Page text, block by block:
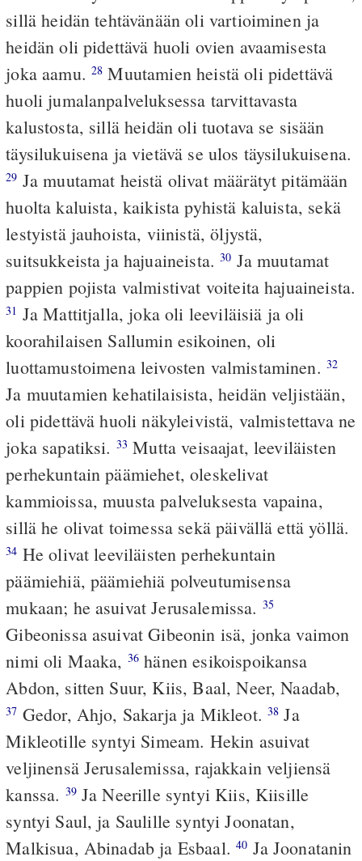
sillä heidän tehtävänään oli vartioiminen ja
heidän oli pidettävä huoli ovien avaamisesta
joka aamu. 28 Muutamien heistä oli pidettävä
huoli jumalanpalveluksessa tarvittavasta
kalustosta, sillä heidän oli tuotava se sisään
täysilukuisena ja vietävä se ulos täysilukuisena.
29 Ja muutamat heistä olivat määrätyt pitämään
huolta kaluista, kaikista pyhistä kaluista, sekä
lestyistä jauhoista, viinistä, öljystä,
suitsukkeista ja hajuaineista.30 Ja muutamat
pappien pojista valmistivat voiteita hajuaineista.
31 Ja Mattitjalla, joka oli leeviläisiä ja oli
koorahilaisen Sallumin esikoinen, oli
luottamustoimena leivosten valmistaminen. 32
Ja muutamien kehatilaisista, heidän veljistään,
oli pidettävä huoli näkyleivistä, valmistettava ne
joka sapatiksi. 33 Mutta veisaajat, leeviläisten
perhekuntain päämiehet, oleskelivat
kammioissa, muusta palveluksesta vapaina,
sillä he olivat toimessa sekä päivällä että yöllä.
34 He olivat leeviläisten perhekuntain
päämiehiä, päämiehiä polveutumisensa
mukaan; he asuivat Jerusalemissa. 35
Gibeonissa asuivat Gibeonin isä, jonka vaimon
nimi oli Maaka, 36 hänen esikoispoikansa
Abdon, sitten Suur, Kiis, Baal, Neer, Naadab,
37 Gedor, Ahjo, Sakarja ja Mikleot. 38 Ja
Mikleotille syntyi Simeam. Hekin asuivat
veljinensä Jerusalemissa, rajakkain veljiensä
kanssa. 39Ja Neerille syntyi Kiis, Kiisille
syntyi Saul, ja Saulille syntyi Joonatan,
Malkisua, Abinadab ja Esbaal.40 Ja Joonatanin